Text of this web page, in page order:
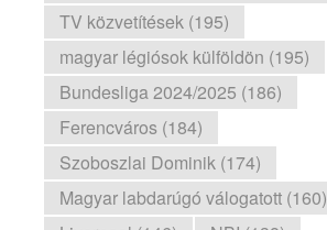
TV közvetítések (195)
magyar légiósok külföldön (195)
Bundesliga 2024/2025 (186)
Ferencváros (184)
Szoboszlai Dominik (174)
Magyar labdarúgó válogatott (160)